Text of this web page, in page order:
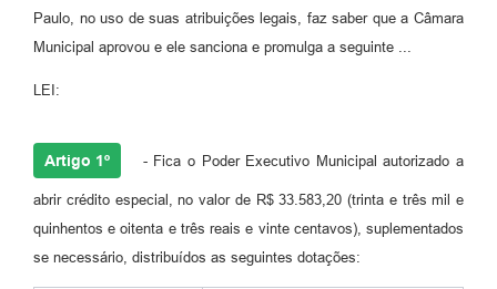
Paulo, no uso de suas atribuições legais, faz saber que a Câmara
Municipal aprovou e ele sanciona e promulga a seguinte ...
LEI:
Artigo 1º - Fica o Poder Executivo Municipal autorizado a
abrir crédito especial, no valor de R$ 33.583,20 (trinta e três mil e
quinhentos e oitenta e três reais e vinte centavos), suplementados
se necessário, distribuídos as seguintes dotações: